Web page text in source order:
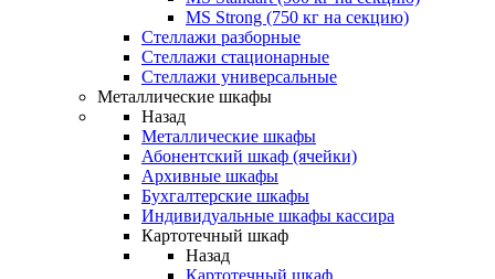
MS Strong (750 кг на секцию)
Стеллажи разборные
Стеллажи стационарные
Стеллажи универсальные
Металлические шкафы
Назад
Металлические шкафы
Абонентский шкаф (ячейки)
Архивные шкафы
Бухгалтерские шкафы
Индивидуальные шкафы кассира
Картотечный шкаф
Назад
Картотечный шкаф